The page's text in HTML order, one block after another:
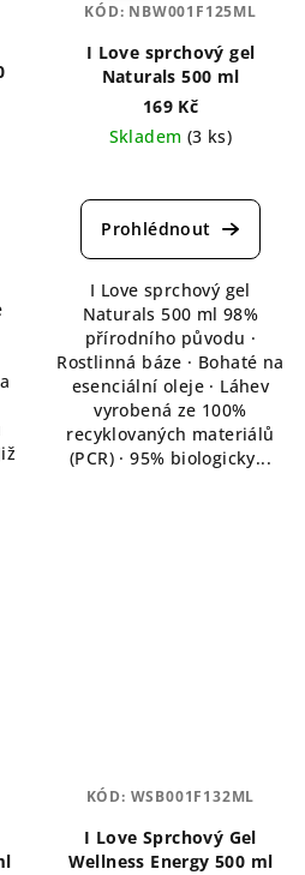
I Love sprchový gel
Naturals 500 ml
169 Kč
Skladem (3 ks)
hodnocení
produktu
z
5
hvězdiček.
I Love sprchový gel
Naturals 500 ml 98%
přírodního původu ·
Rostlinná báze · Bohaté na
esenciální oleje · Láhev
vyrobená ze 100%
recyklovaných materiálů
(PCR) · 95% biologicky...
KÓD: NBW001F125ML
I Love Sprchový Gel
Wellness Energy 500 ml
KÓD: WSB001F132ML